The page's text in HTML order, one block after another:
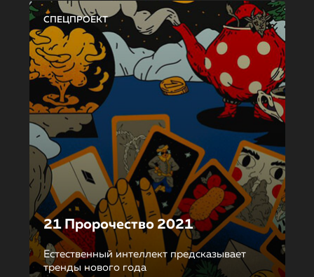
СПЕЦПРОЕКТ
21 Пророчество 2021
Естественный интеллект предсказывает
тренды нового года